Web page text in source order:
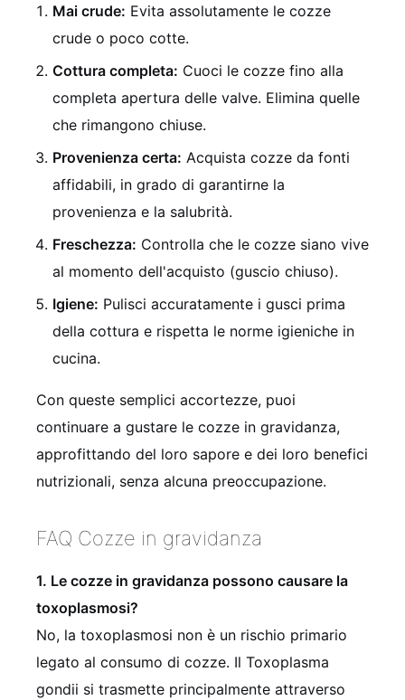
Mai crude: Evita assolutamente le cozze
crude o poco cotte.
Cottura completa: Cuoci le cozze fino alla
completa apertura delle valve. Elimina quelle
che rimangono chiuse.
Provenienza certa: Acquista cozze da fonti
affidabili, in grado di garantirne la
provenienza e la salubrità.
Freschezza: Controlla che le cozze siano vive
al momento dell'acquisto (guscio chiuso).
Igiene: Pulisci accuratamente i gusci prima
della cottura e rispetta le norme igieniche in
cucina.
Con queste semplici accortezze, puoi
continuare a gustare le cozze in gravidanza,
approfittando del loro sapore e dei loro benefici
nutrizionali, senza alcuna preoccupazione.
FAQ Cozze in gravidanza
1. Le cozze in gravidanza possono causare la
toxoplasmosi?
No, la toxoplasmosi non è un rischio primario
legato al consumo di cozze. Il Toxoplasma
gondii si trasmette principalmente attraverso